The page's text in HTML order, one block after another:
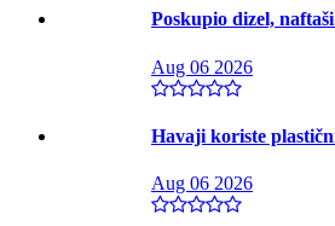
Poskupio dizel,
Aug 06 2026
Havaji koriste
Aug 06 2026